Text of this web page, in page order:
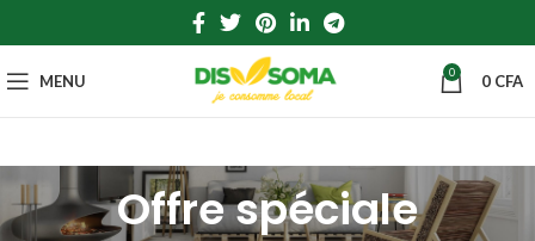
MENU 0 0 CFA
Offre spéciale